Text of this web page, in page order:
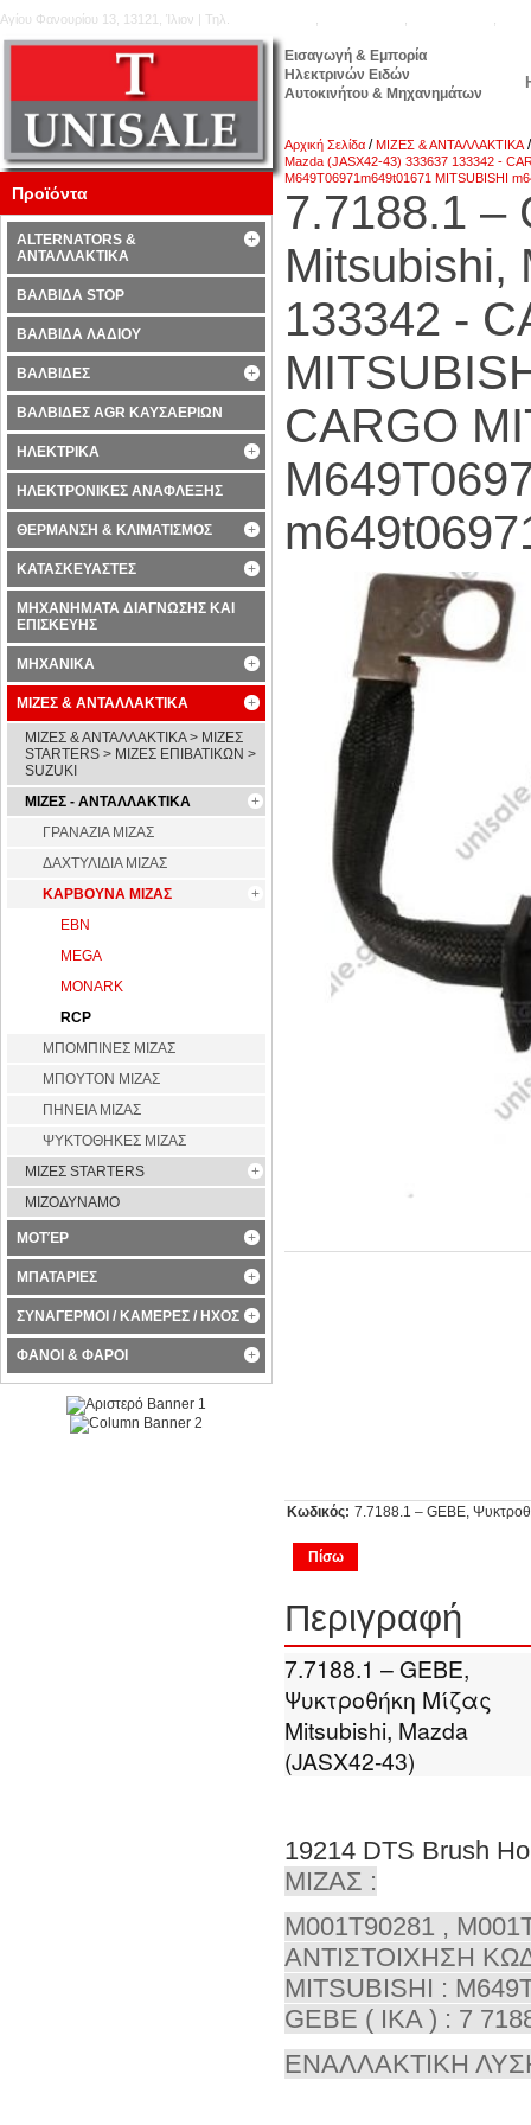
Εισαγωγή & Εμπορία
Ηλεκτρινών Ειδών
Αυτοκινήτου & Μηχανημάτων
Αγίου Φανουρίου 13, 13121, Ίλιον | Τηλ.
Αρχική Σελίδα /ΜΙΖΕΣ & ΑΝΤΑΛΛΑΚΤΙΚΑ
Mazda (JASX42-43) 333637 133342 -
M649T06971m649t01671 MITSUBISHI
7.7188.1
Mitsubishi,
133342 -
CARGO
Κωδικός: 7.7188.1 – GEBE,
Πίσω
Περιγραφή
7.7188.1 – GEBE,
Ψυκτροθήκη Μίζας
Mitsubishi, Mazda
(JASX42-43)
19214 DTS Brush
ΜΙΖΑΣ :
M001T90281 ,
ΑΝΤΙΣΤΟΙΧΗΣΗ
MITSUBISHI :
GEBE ( IKA ) : 7
ΕΝΑΛΛΑΚΤΙΚΗ
Προϊόντα
ALTERNATORS &
ΑΝΤΑΛΛΑΚΤΙΚΑ
ΒΑΛΒΙΔΑ STOP
ΒΑΛΒΙΔΑ ΛΑΔΙΟΥ
ΒΑΛΒΙΔΕΣ
ΒΑΛΒΙΔΕΣ AGR ΚΑΥΣΑΕΡΙΩΝ
ΗΛΕΚΤΡΙΚΑ
ΗΛΕΚΤΡΟΝΙΚΕΣ ΑΝΑΦΛΕΞΗΣ
ΘΕΡΜΑΝΣΗ & ΚΛΙΜΑΤΙΣΜΟΣ
ΚΑΤΑΣΚΕΥΑΣΤΕΣ
ΜΗΧΑΝΗΜΑΤΑ ΔΙΑΓΝΩΣΗΣ ΚΑΙ
ΕΠΙΣΚΕΥΗΣ
ΜΗΧΑΝΙΚΑ
ΜΙΖΕΣ & ΑΝΤΑΛΛΑΚΤΙΚΑ
ΜΙΖΕΣ & ΑΝΤΑΛΛΑΚΤΙΚΑ > ΜΙΖΕΣ
STARTERS > ΜΙΖΕΣ ΕΠΙΒΑΤΙΚΩΝ >
SUZUKI
ΜΙΖΕΣ - ΑΝΤΑΛΛΑΚΤΙΚΑ
ΓΡΑΝΑΖΙΑ ΜΙΖΑΣ
ΔΑΧΤΥΛΙΔΙΑ ΜΙΖΑΣ
ΚΑΡΒΟΥΝΑ ΜΙΖΑΣ
EBN
MEGA
MONARK
RCP
ΜΠΟΜΠΙΝΕΣ ΜΙΖΑΣ
ΜΠΟΥΤΟΝ ΜΙΖΑΣ
ΠΗΝΕΙΑ ΜΙΖΑΣ
ΨΥΚΤΟΘΗΚΕΣ ΜΙΖΑΣ
ΜΙΖΕΣ STARTERS
ΜΙΖΟΔΥΝΑΜΟ
ΜΟΤΈΡ
ΜΠΑΤΑΡΙΕΣ
ΣΥΝΑΓΕΡΜΟΙ / ΚΑΜΕΡΕΣ / ΗΧΟΣ
ΦΑΝΟΙ & ΦΑΡΟΙ